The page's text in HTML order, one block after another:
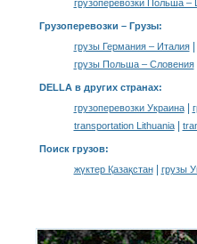
грузоперевозки Польша –
Грузоперевозки – Грузы:
грузы Германия – Италия|
грузы Польша – Словения|
DELLA в других странах:
грузоперевозки Украина|
transportation Lithuania|
Поиск грузов:
жүктер Қазақстан| грузы